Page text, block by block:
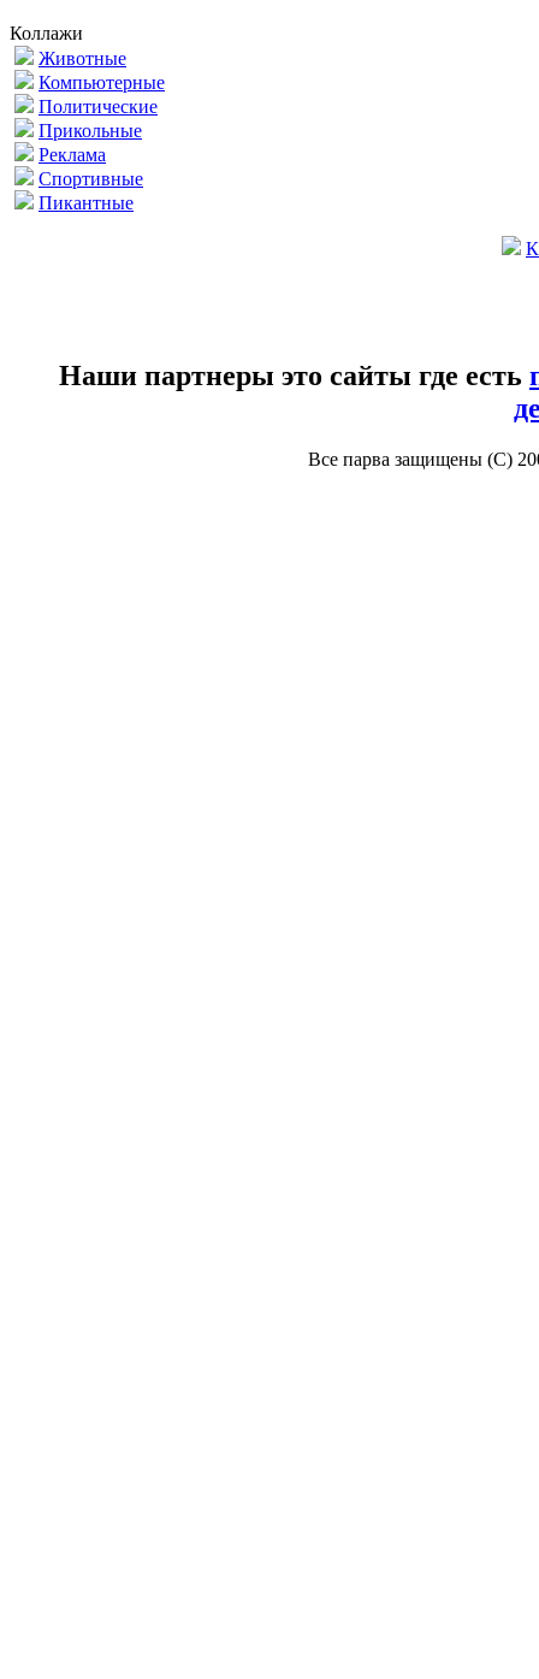
Коллажи
Животные
Компьютерные
Политические
Прикольные
Реклама
Спортивные
Пикантные
Наши партнеры это сайты где есть
Все парва защищены (С)